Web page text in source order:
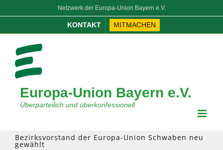
Inhalt
Netzwerk der Europa-Union Bayern e.V.
KONTAKT MITMACHEN
Europa-Union Bayern e.V.
Überparteilich und überkonfessionell
Bezirksvorstand der Europa-Union Schwaben neu
gewählt